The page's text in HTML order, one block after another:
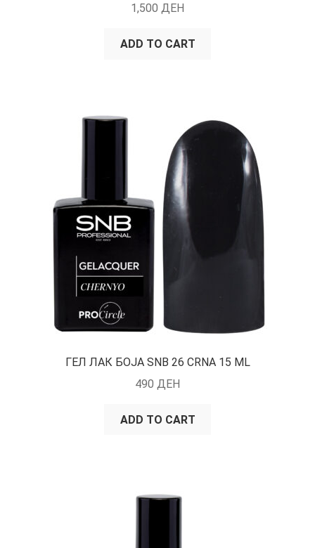
1,500 ДЕН
ADD TO CART
ГЕЛ ЛАК БОЈА SNB 26 CRNA 15 ML
490 ДЕН
ADD TO CART